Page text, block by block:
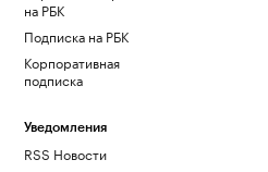
на РБК
Подписка на РБК
Корпоративная
подписка
Уведомления
RSS Новости